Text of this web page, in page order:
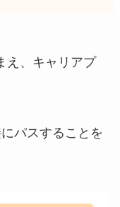
え、キャリアプ
パスすることを